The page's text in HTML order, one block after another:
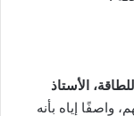
الأستاذ
واصفًا إياه بأنه